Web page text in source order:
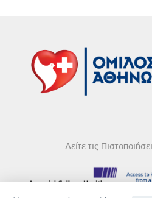
Δείτε τις